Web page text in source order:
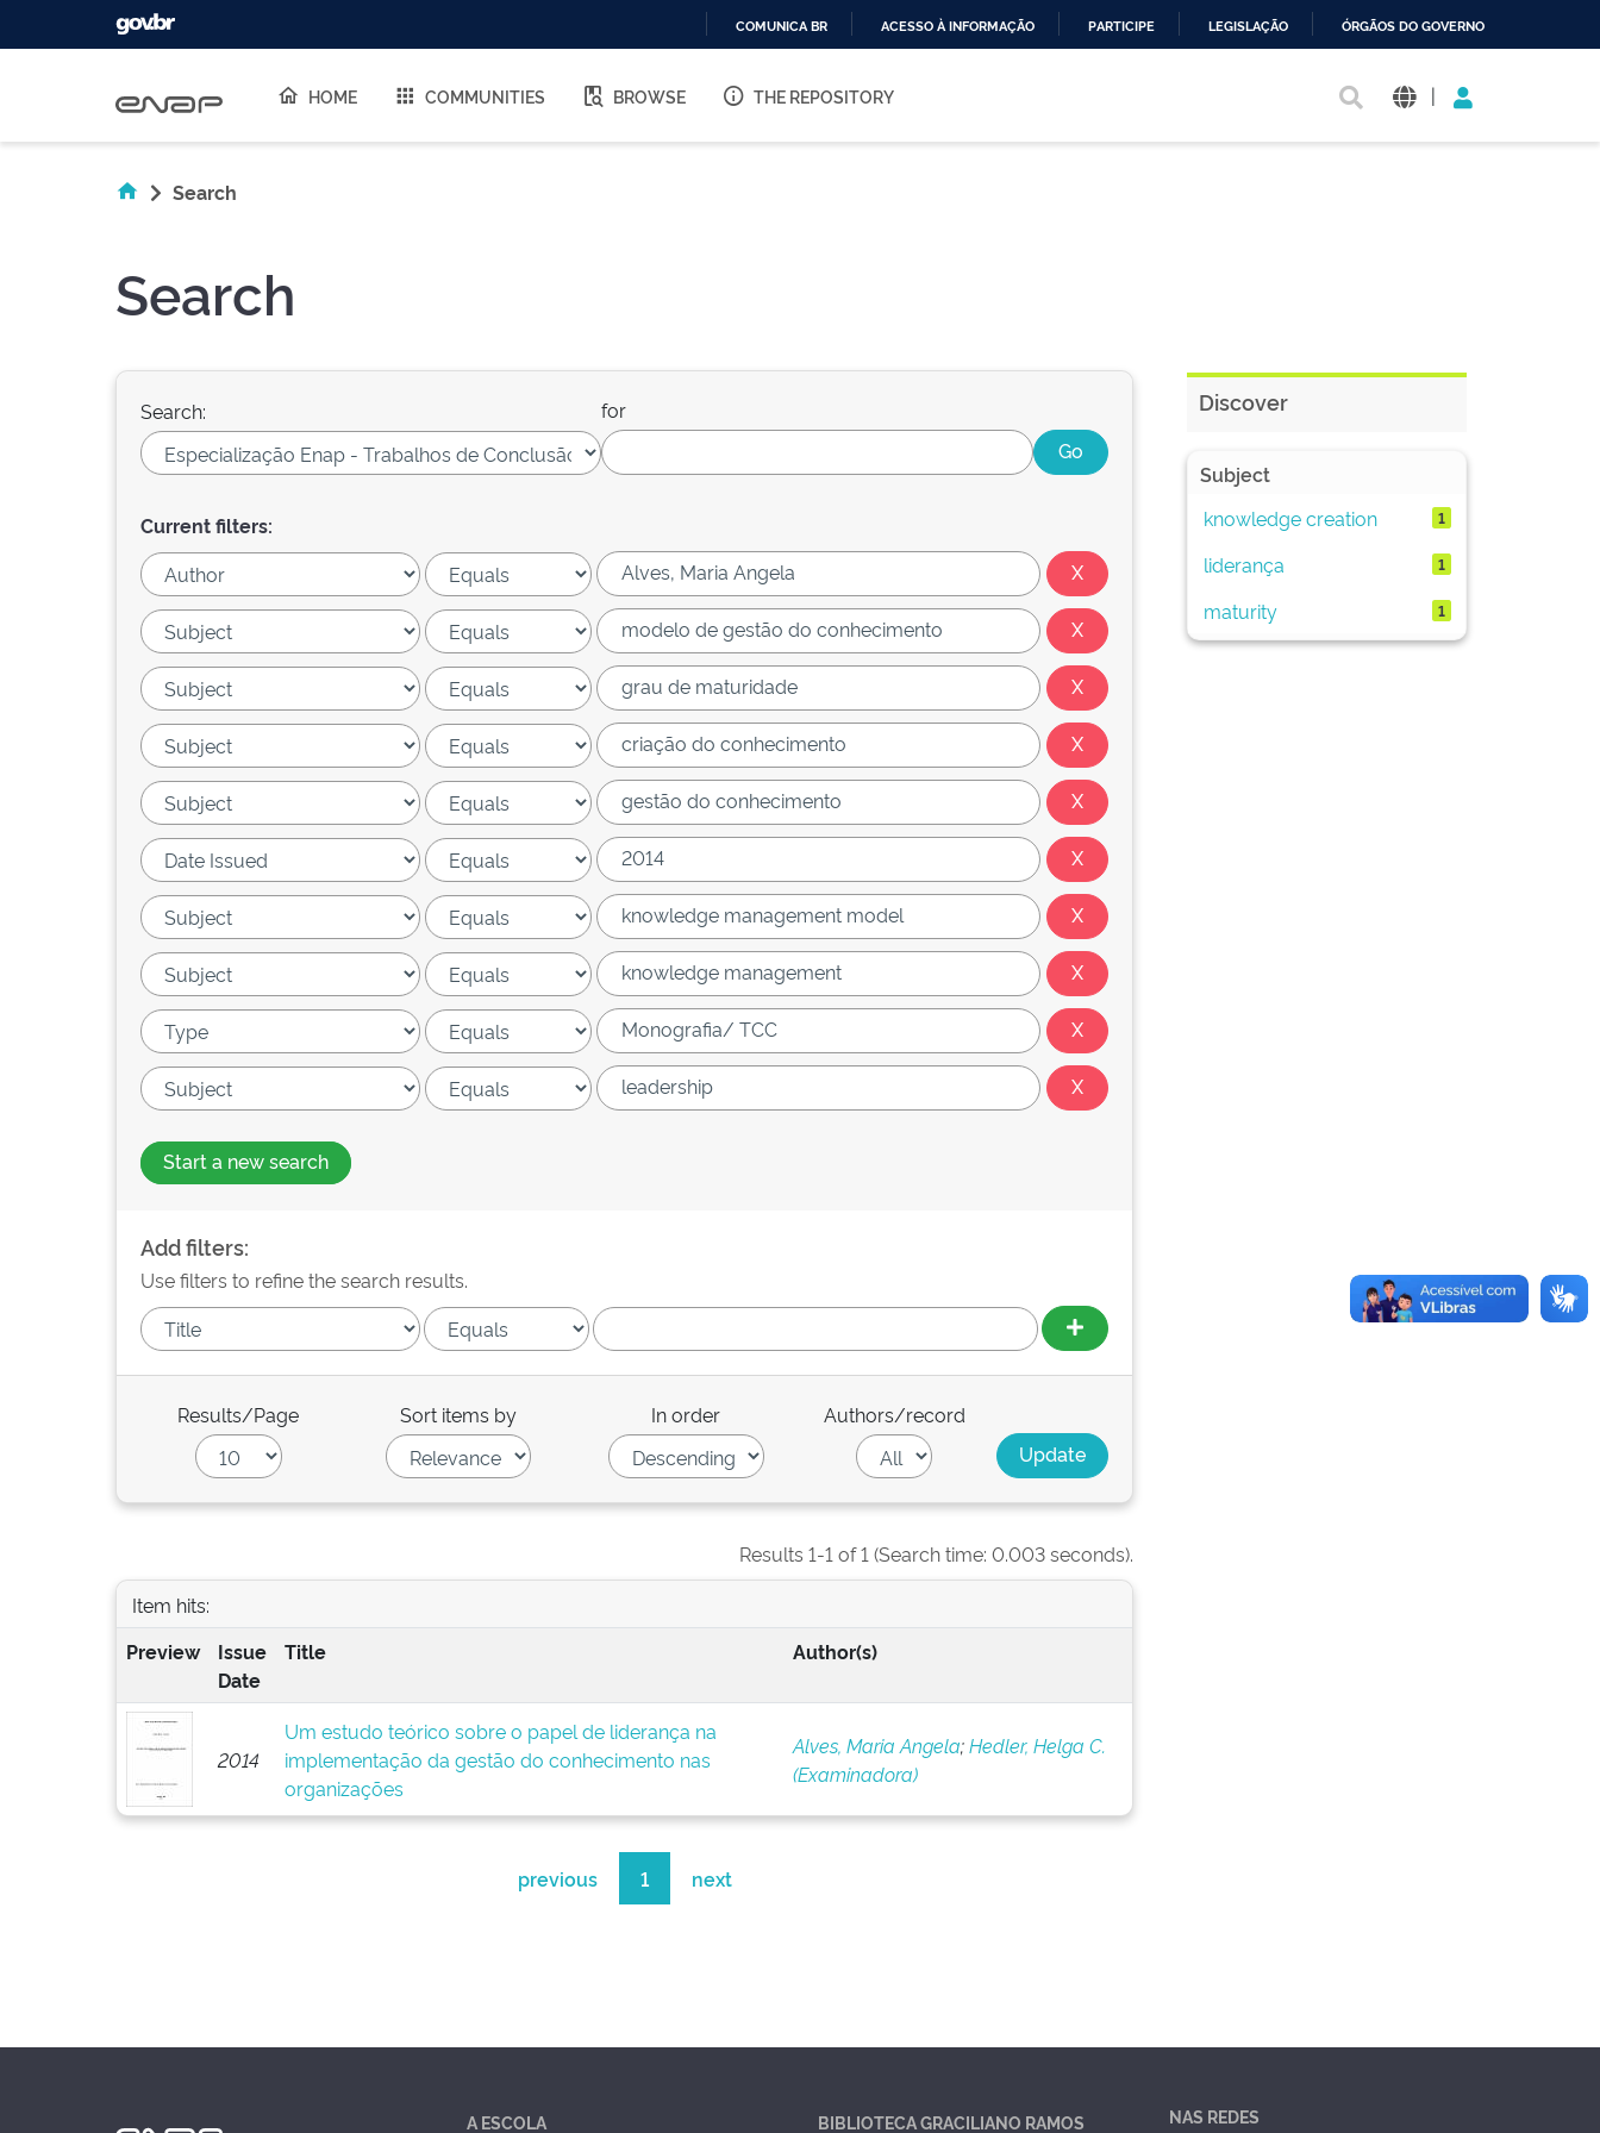
O
COMUNICA BR ACESSO À INFORMAÇÃO PARTICIPE LEGISLAÇÃO ÓRGÃOS DO GOVERNO
HOME COMMUNITIES BROWSE THE REPOSITORY |
Search
Search
Search: for
Current filters:
Start a new search
Add filters:
Use filters to refine the search results.
Results/Page Sort items by In order Authors/record
Results 1-1 of 1 (Search time: 0.003 seconds).
Item hits:
Preview
Issue
Date
Title Author(s)
2014
Um estudo teórico sobre o papel de liderança na
implementação da gestão do conhecimento nas
organizações
Alves, Maria Angela;Hedler, Helga C.
(Examinadora)
previous 1 next
Discover
Subject
knowledge creation
1
liderança 1
maturity 1
A ESCOLA BIBLIOTECA GRACILIANO RAMOS NAS REDES